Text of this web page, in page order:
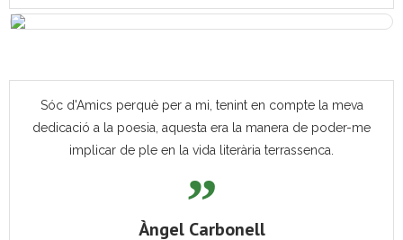
Sóc d'Amics perquè per a mi, tenint en compte la meva
dedicació a la poesia, aquesta era la manera de poder-me
implicar de ple en la vida literària terrassenca.
Àngel Carbonell